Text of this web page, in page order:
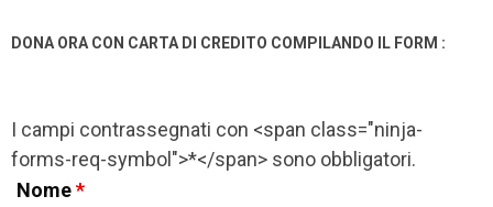
DONA ORA CON CARTA DI CREDITO COMPILANDO IL FORM :
I campi contrassegnati con <span class="ninja-
forms-req-symbol">*</span> sono obbligatori.
Nome*